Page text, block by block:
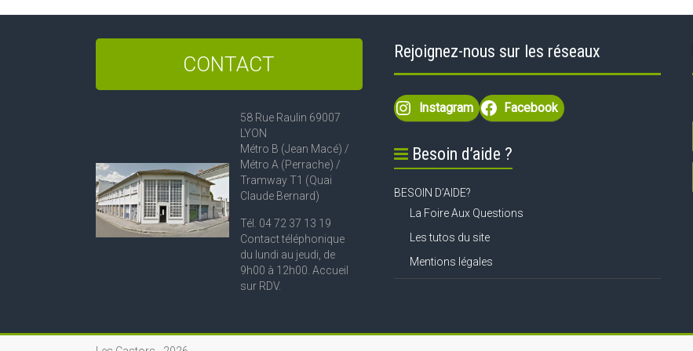
CONTACT
58 Rue Raulin 69007
LYON
Métro B (Jean Macé) /
Métro A (Perrache) /
Tramway T1 (Quai
Claude Bernard)
Tél. 04 72 37 13 19
Contact téléphonique
du lundi au jeudi, de
9h00 à 12h00. Accueil
sur RDV.
Rejoignez-nous sur les réseaux
Instagram Facebook
Besoin d’aide ?
BESOIN D’AIDE?
La Foire Aux Questions
Les tutos du site
Mentions légales